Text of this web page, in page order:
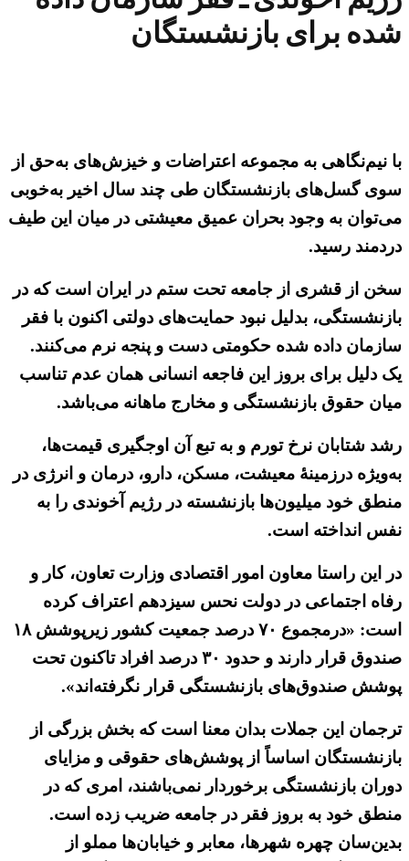
شده برای بازنشستگان
با نیم‌نگاهی به مجموعه اعتراضات و خیزش‌های به‌حق از
سوی گسل‌های بازنشستگان طی چند سال اخیر به‌خوبی
می‌توان به وجود بحران عمیق معیشتی در میان این طیف
دردمند رسید.
سخن از قشری از جامعه تحت ستم در ایران است که در
بازنشستگی، بدلیل نبود حمایت‌های دولتی اکنون با فقر
سازمان داده شده حکومتی دست و پنجه نرم می‌کنند.
یک دلیل برای بروز این فاجعه انسانی همان عدم تناسب
میان حقوق بازنشستگی و مخارج ماهانه می‌باشد.
رشد شتابان نرخ تورم و به تبع آن اوجگیری قیمت‌ها،
به‌ویژه درزمینهٔ معیشت، مسکن، دارو، درمان و انرژی در
منطق خود میلیون‌ها بازنشسته در رژیم آخوندی را به
نفس انداخته است.
در این راستا معاون امور اقتصادی وزارت تعاون، کار و
رفاه اجتماعی در دولت نحس سیزدهم اعتراف کرده
است: «درمجموع ۷۰ درصد جمعیت کشور زیرپوشش ۱۸
صندوق قرار دارند و حدود ۳۰ درصد افراد تاکنون تحت
پوشش صندوق‌های بازنشستگی قرار نگرفته‌اند».
ترجمان این جملات بدان معنا است که بخش بزرگی از
بازنشستگان اساساً از پوشش‌های حقوقی و مزایای
دوران بازنشستگی برخوردار نمی‌باشند، امری که در
منطق خود به بروز فقر در جامعه ضریب زده است.
بدین‌سان چهره شهرها، معابر و خیابان‌ها مملو از